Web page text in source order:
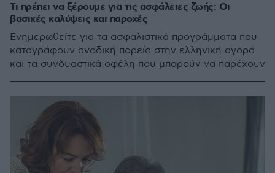
Τι πρέπει να ξέρουμε για τις ασφάλειες ζωής: Οι
βασικές καλύψεις και παροχές
Ενημερωθείτε για τα ασφαλιστικά προγράμματα που
καταγράφουν ανοδική πορεία στην ελληνική αγορά
και τα συνδυαστικά οφέλη που μπορούν να παρέχουν